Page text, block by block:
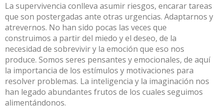
La supervivencia conlleva asumir riesgos, encarar tareas
que son postergadas ante otras urgencias. Adaptarnos y
atrevernos. No han sido pocas las veces que
construimos a partir del miedo y el deseo, de la
necesidad de sobrevivir y la emoción que eso nos
produce. Somos seres pensantes y emocionales, de aquí
la importancia de los estímulos y motivaciones para
resolver problemas. La inteligencia y la imaginación nos
han legado abundantes frutos de los cuales seguimos
alimentándonos.